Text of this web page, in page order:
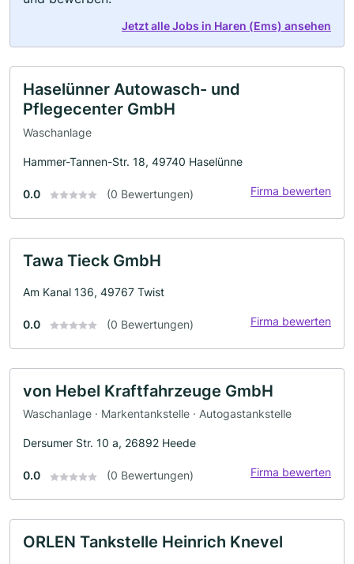
Jetzt alle Jobs in Haren (Ems) ansehen
Haselünner Autowasch- und
Pflegecenter GmbH
Waschanlage
Hammer-Tannen-Str. 18, 49740 Haselünne
0.0 (0 Bewertungen) Firma bewerten
Tawa Tieck GmbH
Am Kanal 136, 49767 Twist
0.0 (0 Bewertungen) Firma bewerten
von Hebel Kraftfahrzeuge GmbH
Waschanlage · Markentankstelle · Autogastankstelle
Dersumer Str. 10 a, 26892 Heede
0.0 (0 Bewertungen) Firma bewerten
ORLEN Tankstelle Heinrich Knevel